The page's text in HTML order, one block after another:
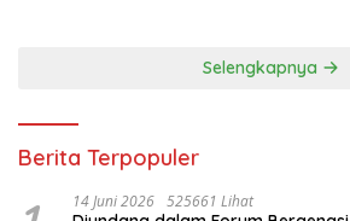
Selengkapnya
Berita Terpopuler
14 Juni 2026 525661 Lihat